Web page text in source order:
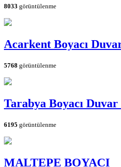
8033 görüntülenme
Acarkent Boyacı Duvar
5768 görüntülenme
Tarabya Boyacı Duvar
6195 görüntülenme
MALTEPE BOYACI